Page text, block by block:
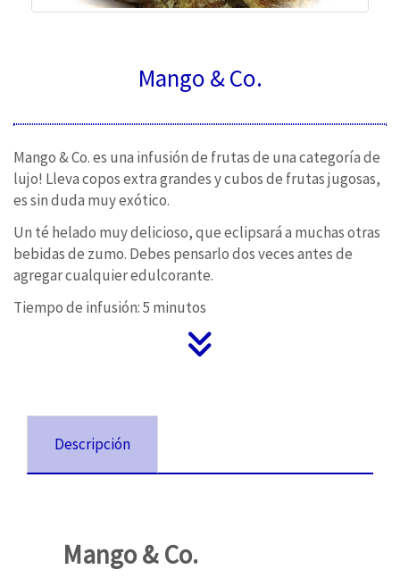
Mango & Co.
Mango & Co. es una infusión de frutas de una categoría de
lujo! Lleva copos extra grandes y cubos de frutas jugosas,
es sin duda muy exótico.
Un té helado muy delicioso, que eclipsará a muchas otras
bebidas de zumo. Debes pensarlo dos veces antes de
agregar cualquier edulcorante.
Tiempo de infusión: 5 minutos
Descripción
Mango & Co.